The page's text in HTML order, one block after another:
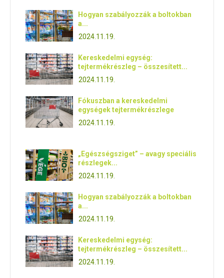
Hogyan szabályozzák a boltokban
a...
2024.11.19.
Kereskedelmi egység:
tejtermékrészleg – összesített...
2024.11.19.
Fókuszban a kereskedelmi
egységek tejtermékrészlege
2024.11.19.
„Egészségsziget” – avagy speciális
részlegek...
2024.11.19.
Hogyan szabályozzák a boltokban
a...
2024.11.19.
Kereskedelmi egység:
tejtermékrészleg – összesített...
2024.11.19.